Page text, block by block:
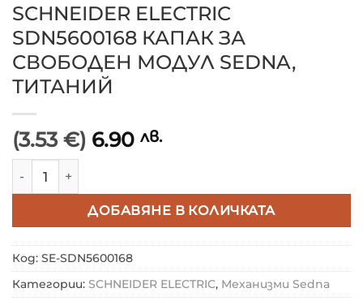
SCHNEIDER ELECTRIC
SDN5600168 КАПАК ЗА
СВОБОДЕН МОДУЛ SEDNA,
ТИТАНИЙ
(3.53 €) 6.90 лв.
ДОБАВЯНЕ В КОЛИЧКАТА
Код: SE-SDN5600168
Категории: SCHNEIDER ELECTRIC, Механизми Sedna